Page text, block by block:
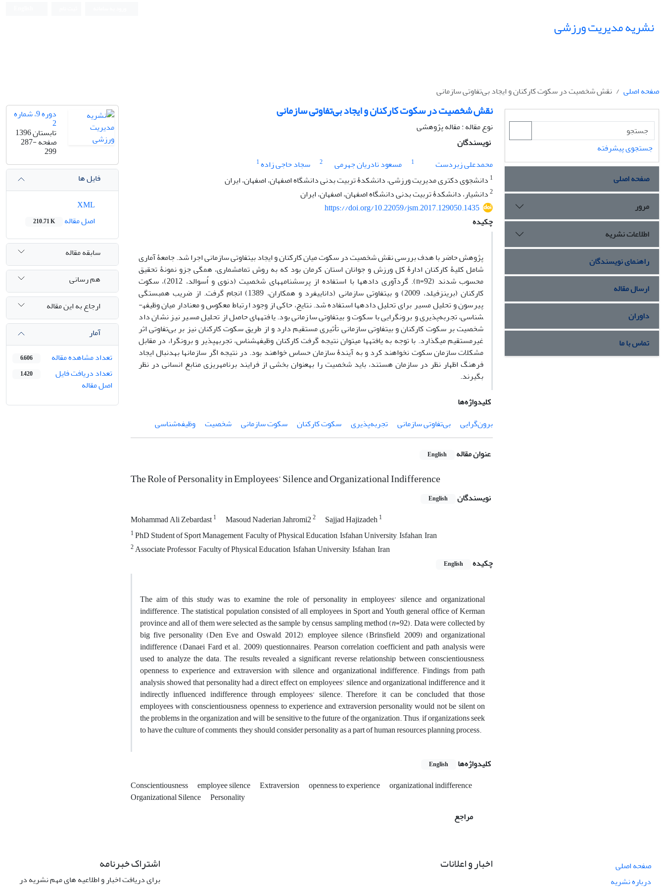
نشریه مدیریت ورزشی
صفحه اصلی نقش شخصیت در سکوت کارکنان و ایجاد بی‌تفاوتی سازمانی
نقش شخصیت در سکوت کارکنان و ایجاد بی‌تفاوتی سازمانی
نوع مقاله : مقاله پژوهشی
نویسندگان
محمدعلی زبردست
1 مسعود نادریان جهرمی 2 سجاد حاجی زاده1
1 دانشجوی دکتری مدیریت ورزشی، دانشکدۀ تربیت بدنی دانشگاه اصفهان، اصفهان، ایران
2دانشیار، دانشکدۀ تربیت بدنی دانشگاه اصفهان، اصفهان، ایران
https://doi.org/10.22059/jsm.2017.129050.1435
چکیده
پژوهش حاضر با هدف بررسی نقش شخصیت در سکوت میان کارکنان و ایجاد بی­تفاوتی سازمانی اجرا شد. جامعۀ آماری
شامل کلیۀ کارکنان ادارۀ کل ورزش و جوانان استان کرمان بود که به روش تمام­شماری، همگی جزو نمونۀ تحقیق
محسوب شدند (92=n). گردآوری داده­ها با استفاده از پرسشنامه­های شخصیت (دنوی و اُسوالد، 2012)، سکوت
کارکنان (برینزفیلد، 2009) و بی­تفاوتی سازمانی (دانایی­فرد و همکاران، 1389) انجام گرفت. از ضریب همبستگی
پیرسون و تحلیل مسیر برای تحلیل داده­ها استفاده شد. نتایج، حاکی از وجود ارتباط معکوس و معنادار میان وظیفه­
شناسی، تجربه‌پذیری و برون­گرایی با سکوت و بی­تفاوتی سازمانی بود. یافته­های حاصل از تحلیل مسیر نیز نشان داد
شخصیت بر سکوت کارکنان و بی­تفاوتی سازمانی تأثیری مستقیم دارد و از طریق سکوت کارکنان نیز بر بی‌تفاوتی اثر
غیرمستقیم می­گذارد. با توجه به یافته­ها می­توان نتیجه­ گرفت کارکنان وظیفه­شناس، تجربه­پذیر و برون­گرا، در مقابل
مشکلات سازمان سکوت نخواهند کرد و به آیندۀ سازمان حساس خواهند بود. در نتیجه اگر سازمان­ها به­دنبال ایجاد
فرهنگ اظهار نظر در سازمان هستند، باید شخصیت را به­عنوان بخشی از فرایند برنامه­ریزی منابع انسانی در نظر
بگیرند.
کلیدواژه‌ها
برون‌گرایی
بی‌تفاوتی سازمانی تجربه‌پذیری سکوت کارکنان سکوت سازمانی شخصیت وظیفه‌شناسی
عنوان مقاله English
The Role of Personality in Employees’ Silence and Organizational Indifference
نویسندگان English
Mohammad Ali Zebardast1 Masoud Naderian Jahromi22 Sajjad Hajizadeh1
1PhD Student of Sport Management, Faculty of Physical Education, Isfahan University, Isfahan, Iran
2Associate Professor, Faculty of Physical Education, Isfahan University, Isfahan, Iran
چکیده
English
The aim of this study was to examine the role of personality in employees’ silence and organizational
indifference. The statistical population consisted of all employees in Sport and Youth general office of Kerman
province and all of them were selected as the sample by census sampling method (n=92). Data were collected by
big five personality (Den Eve and Oswald, 2012), employee silence (Brinsfield, 2009) and organizational
indifference (Danaei Fard et al., 2009) questionnaires. Pearson correlation coefficient and path analysis were
used to analyze the data. The results revealed a significant reverse relationship between conscientiousness,
openness to experience and extraversion with silence and organizational indifference. Findings from path
analysis showed that personality had a direct effect on employees’ silence and organizational indifference and it
indirectly influenced indifference through employees’ silence. Therefore, it can be concluded that those
employees with conscientiousness, openness to experience and extraversion personality would not be silent on
the problems in the organization and will be sensitive to the future of the organization. Thus, if organizations seek
to have the culture of comments, they should consider personality as a part of human resources planning process.
کلیدواژه‌ها English
Conscientiousness employee silence Extraversion openness to experience
organizational indifference
Organizational Silence
Personality
مراجع
دوره 9، شماره
2
تابستان 1396
صفحه287-
299
فایل ها
اصل مقاله
210.71 K
سابقه مقاله
هم رسانی
ارجاع به این مقاله
آمار
تعداد مشاهده مقاله
6,606
تعداد دریافت فایل
اصل مقاله
1,420
جستجوی پیشرفته
صفحه اصلی
مرور
اطلاعات نشریه
راهنمای نویسندگان
ارسال مقاله
داوران
تماس با ما
صفحه اصلی
درباره نشریه
اخبار و اعلانات اشتراک خبرنامه
برای دریافت اخبار و اطلاعیه های مهم نشریه در